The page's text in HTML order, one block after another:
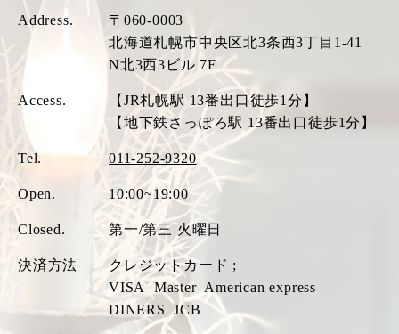
Address.
〒060-0003
北海道札幌市中央区北3条西3丁目1-41
N北3西3ビル 7F
Access.
【JR札幌駅 13番出口徒歩1分】
【地下鉄さっぽろ駅 13番出口徒歩1分】
Tel. 011-252-9320
Open. 10:00~19:00
Closed. 第一/第三 火曜日
決済方法
クレジットカード ;
VISA Master American express
DINERS
JCB